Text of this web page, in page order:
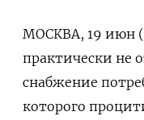
МОСКВА, 19 июн
практически не
снабжение
которого